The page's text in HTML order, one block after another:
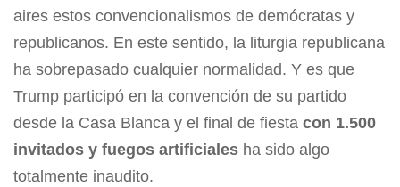
aires estos convencionalismos de demócratas y
republicanos. En este sentido, la liturgia republicana
ha sobrepasado cualquier normalidad. Y es que
Trump participó en la convención de su partido
desde la Casa Blanca y el final de fiesta con 1.500
invitados y fuegos artificiales ha sido algo
totalmente inaudito.